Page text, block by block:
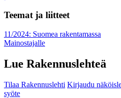
Teemat ja liitteet
11/2024: Suomea rakentamassa
Mainostajalle
Lue Rakennuslehteä
Tilaa Rakennuslehti Kirjaudu
syöte